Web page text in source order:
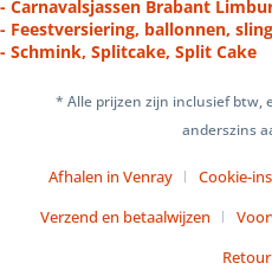
- Carnavalsjassen Brabant
- Feestversiering, ballonnen,
- Schmink, Splitcake, Split Cake
* Alle prijzen zijn inclusief btw,
anderszins
Afhalen in Venray Cookie-
Verzend en betaalwijzen